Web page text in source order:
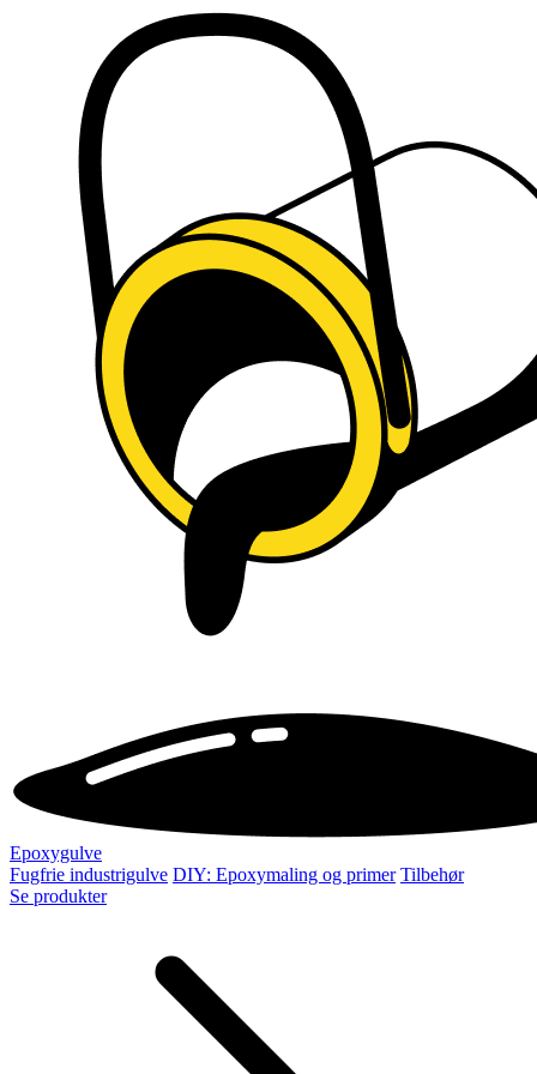
Epoxygulve
Fugfrie industrigulve DIY: Epoxymaling og primer Tilbehør
Se produkter